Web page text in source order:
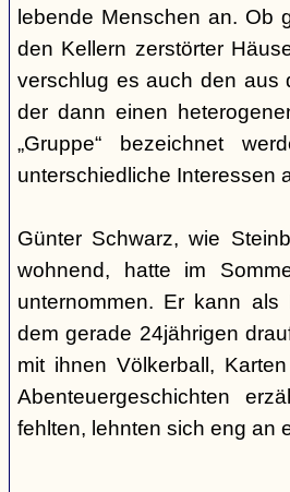
lebende Menschen an. Ob
den Kellern zerstörter
verschlug es auch den aus
der dann einen
„Gruppe“ bezeichnet
unterschiedliche Interessen
Günter Schwarz, wie
wohnend, hatte im
unternommen. Er kann
dem gerade 24jährigen
mit ihnen Völkerball,
Abenteuergeschichten
fehlten, lehnten sich eng an